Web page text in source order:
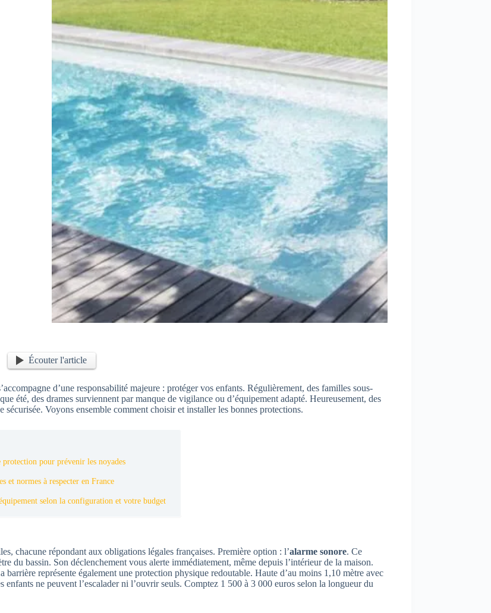
Écouter l'article
d’une responsabilité majeure : protéger vos enfants. Régulièrement, des familles sous-
été, des drames surviennent par manque de vigilance ou d’équipement adapté. Heureusement, des
Voyons ensemble comment choisir et installer les bonnes protections.
pour prévenir les noyades
et normes à respecter en France
selon la configuration et votre budget
chacune répondant aux obligations légales françaises. Première option : l’alarme sonore. Ce
du bassin. Son déclenchement vous alerte immédiatement, même depuis l’intérieur de la maison.
représente également une protection physique redoutable. Haute d’au moins 1,10 mètre avec
ne peuvent l’escalader ni l’ouvrir seuls. Comptez 1 500 à 3 000 euros selon la longueur du